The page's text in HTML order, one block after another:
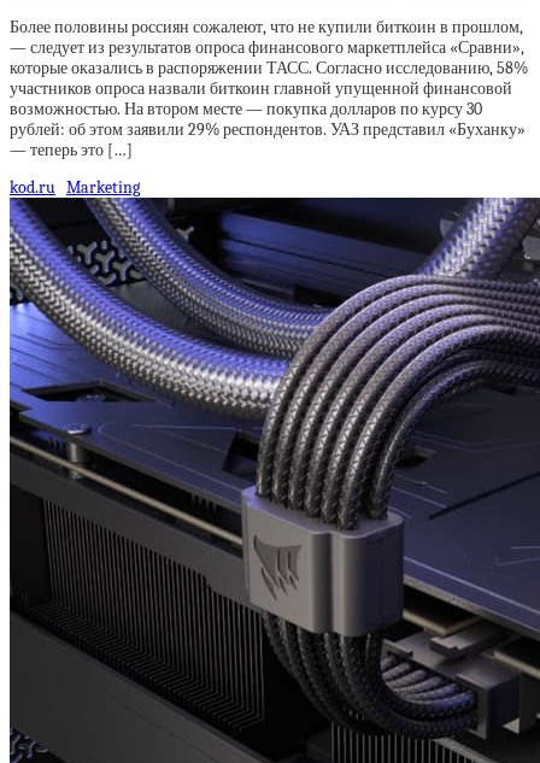
Более половины россиян сожалеют, что не купили биткоин в прошлом,
— следует из результатов опроса финансового маркетплейса «Сравни»,
которые оказались в распоряжении ТАСС. Согласно исследованию, 58%
участников опроса назвали биткоин главной упущенной финансовой
возможностью. На втором месте — покупка долларов по курсу 30
рублей: об этом заявили 29% респондентов. УАЗ представил «Буханку»
— теперь это […]
kod.ru Marketing